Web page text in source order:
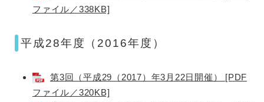
ファイル／338KB]
平成28年度（2016年度）
第3回（平成29（2017）年3月22日開催） [PDF
ファイル／320KB]